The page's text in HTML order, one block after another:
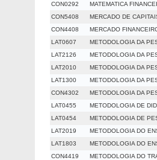
CON0292
MATEMATICA
CON5408
MERCADO DE
CON4408
MERCADO
LAT0607
METODOLOGIA DA
LAT2126
METODOLOGIA DA
LAT2010
METODOLOGIA DA
LAT1300
METODOLOGIA DA
CON4302
METODOLOGIA DA
LAT0455
METODOLOGIA DE
LAT0454
METODOLOGIA DE
LAT2019
METODOLOGIA DO
LAT1803
METODOLOGIA DO
CON4419
METODOLOGIA DO